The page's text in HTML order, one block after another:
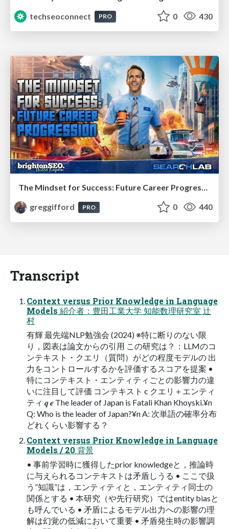
techseoconnect
PRO 0 430
The Mindset for Success: Future Career Progression
greggifford
PRO 0 440
Transcript
Context versus Prior Knowledge in Language
Models 紹介者：豊田工業大学 知能数理研究室 辻
村
有輝 最先端NLP勉強会 (2024) ※特に断りのない限
り，図表は論文からの引用 この研究は？：LLMのコ
ンテキスト・クエリ（質問）がどの程度モデルの 出
力をコントロールするかを評価するスコアを提案 •
特にコンテキスト・エンティティごとの影響力の違
いに注目して評価 コンテキスト c クエリ＋エンティ
ティ 𝒒 𝒆 The leader of Japan is Fatali Khan Khoyski.¥n
Q: Who is the leader of Japan?¥n A: 次単語の確率分布
どれくらい影響する？
Context versus Prior Knowledge in Language
Models / 20 背景
• 事前学習時に獲得したprior knowledgeと，推論時
に与えられるコンテキストは矛盾しうる • ここで扱
う”知識”は，エンティティと，エンティティ同士の
関係とする • 本研究（や先行研究）ではentity biasと
も呼んでいる • 矛盾によるモデル出力への影響の理
解は幻覚の低減において重要 • 矛盾発生時の影響調